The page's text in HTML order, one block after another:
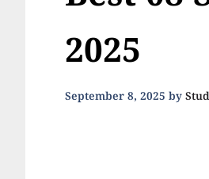
2025
September 8, 2025 by